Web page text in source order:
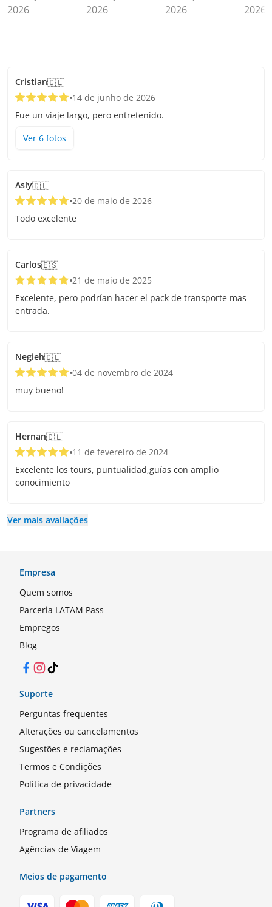
Cristian🇨🇱
14 de junho de 2026
Fue un viaje largo, pero entretenido.
Ver 6 fotos
Asly🇨🇱
20 de maio de 2026
Todo excelente
Carlos🇪🇸
21 de maio de 2025
Excelente, pero podrían hacer el pack de transporte mas
entrada.
Negieh🇨🇱
04 de novembro de 2024
muy bueno!
Hernan🇨🇱
11 de fevereiro de 2024
Excelente los tours, puntualidad,guías con amplio
conocimiento
Ver mais avaliações
Empresa
Quem somos
Parceria LATAM Pass
Empregos
Blog
Facebook
Instagram
TikTok
Suporte
Perguntas frequentes
Alterações ou cancelamentos
Sugestões e reclamações
Termos e Condições
Política de privacidade
Partners
Programa de afiliados
Agências de Viagem
Meios de pagamento